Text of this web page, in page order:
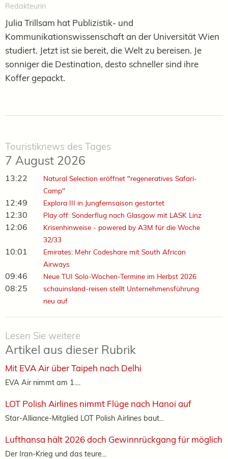
Redakteurin
Julia Trillsam hat Publizistik- und
Kommunikationswissenschaft an der Universität Wien
studiert. Jetzt ist sie bereit, die Welt zu bereisen. Je
sonniger die Destination, desto schneller sind ihre
Koffer gepackt.
Touristiknews des Tages
7 August 2026
13:22
Natural Selection eröffnet "regeneratives Safari-
Camp"
12:49 Explora III in Jungfernsaison gestartet
12:30 Play off: Sonderflug nach Glasgow mit LASK Linz
12:06
Krisenhinweise - powered by A3M für die Woche
32/33
10:01
Emirates: Mehr Codeshare mit South African
Airways
09:46 Neue TUI Solo-Wochen-Termine im Herbst 2026
08:25
schauinsland-reisen stellt Unternehmensführung
neu auf
Lesen Sie weitere
Artikel aus dieser Rubrik
Mit EVA Air über Taipeh nach Delhi
EVA Air nimmt am 1....
LOT Polish Airlines nimmt Flüge nach Hanoi auf
Star-Alliance-Mitglied LOT Polish Airlines baut...
Lufthansa hält 2026 doch Gewinnrückgang für möglich
Der Iran-Krieg und das teure...